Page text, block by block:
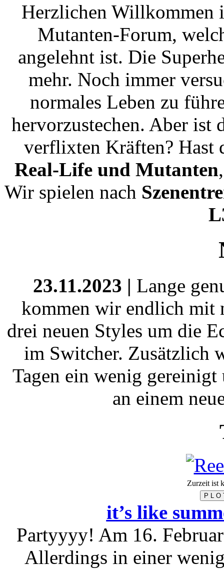
Herzlichen Willkommen
Mutanten-Forum,
angelehnt ist. Die
mehr. Noch immer
normales Leben zu
hervorzustechen. Aber
verflixten Kräften? Hast
Real-Life und Mutanten
Wir spielen nach
23.11.2023 | Lange
kommen wir endlich mit
drei neuen Styles um die
im Switcher. Zusätzlich
Tagen ein wenig
an einem
Zurzeit ist
P L O
it’s like
Partyyyy! Am 16.
Allerdings in einer